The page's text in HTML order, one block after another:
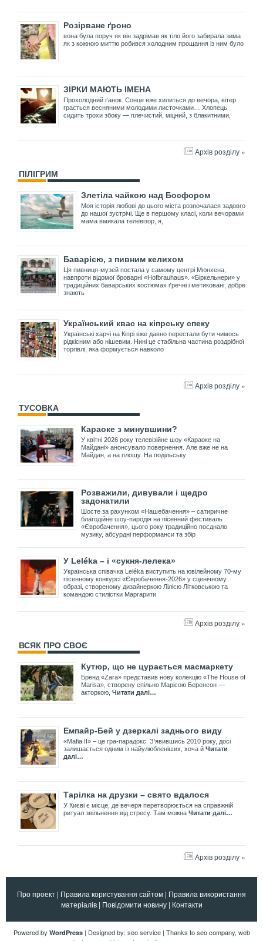
Розірване ґроно
вона була поруч як він задрімав як тіло його забирала зима
як з кожною миттю робився холодним прощання із ним було
ЗІРКИ МАЮТЬ ІМЕНА
Прохолодний ґанок. Сонце вже хилиться до вечора, вітер
грається весняними молодими листочками… Хлопець
сидить трохи збоку — плечистий, міцний, з блакитними,
Архів розділу »
ПІЛІГРИМ
Злетіла чайкою над Босфором
Моя історія любові до цього міста розпочалася задовго
до нашої зустрічі. Ще в першому класі, коли вечорами
мама вмикала телевізор, я,
Баварією, з пивним келихом
Ця пивниця-музей постала у самому центрі Мюнхена,
навпроти відомої броварні «Hofbrauhaus». «Біркельнери» у
традиційних баварських костюмах ґречні і метиковані, добре
знають
Український квас на кіпрську спеку
Українські харчі на Кіпрі вже давно перестали бути чимось
рідкісним або нішевим. Нині це стабільна частина роздрібної
торгівлі, яка формується навколо
Архів розділу »
ТУСОВКА
Караоке з минувшини?
У квітні 2026 року телевізійне шоу «Караоке на
Майдані» анонсувало повернення. Але вже не на
Майдан, а на площу. На подільську
Розважили, дивували і щедро
задонатили
Шосте за рахунком «Нашебачення» – сатиричне
благодійне шоу-пародія на пісенний фестиваль
«Євробачення», цього року традиційно поєднало
музику, абсурдні перформанси та збір
У Leléka – і «сукня-лелека»
Українська співачка Leléka виступить на ювілейному 70-му
пісенному конкурсі «Євробачення-2026» у сценічному
образі, створеному дизайнеркою Лілією Літковською та
командою стилістки Маргарити
Архів розділу »
ВСЯК ПРО СВОЄ
Кутюр, що не цурається масмаркету
Бренд «Zara» представив нову колекцію «The House of
Marisa», створену спільно Марісою Беренсон —
акторкою, Читати далі…
Емпайр-Бей у дзеркалі заднього виду
«Mafia II» – це гра-парадокс. З’явившись 2010 року, досі
залишається одним із найулюбленіших, хоча й Читати
далі…
Тарілка на друзки – свято вдалося
У Києві є місце, де вечеря перетворюється на справжній
ритуал звільнення від стресу. Там можна Читати далі…
Архів розділу »
Про проект | Правила користування сайтом | Правила використання
матеріалів| Повідомити новину| Контакти
Powered by WordPress| Designed by: seo service| Thanks toseo company, web